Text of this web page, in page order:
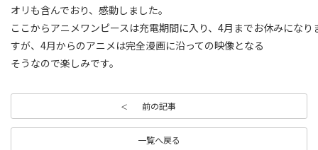
オリも含んでおり、感動しました。
ここからアニメワンピースは充電期間に入り、4月までお休みになり
すが、4月からのアニメは完全漫画に沿っての映像となる
そうなので楽しみです。
前の記事
一覧へ戻る